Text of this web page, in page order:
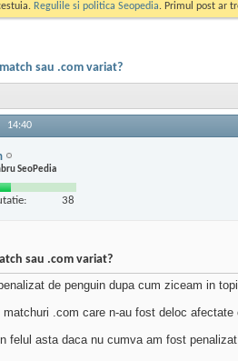
Regulile si politica Seopedia. Primul post ar
sau .com variat?
14:40
SeoPedia
38
sau .com variat?
de penguin dupa cum ziceam in
.com care n-au fost deloc
felul asta daca nu cumva am fost